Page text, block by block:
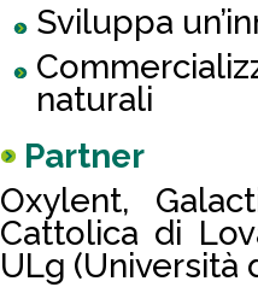
Sviluppa
naturali
Partner
Oxylent,
Cattolica di
ULg (Università